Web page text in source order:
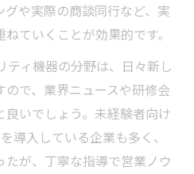
や実際の商談同行など、実
ていくことが効果的です。
ティ機器の分野は、日々新し
で、業界ニュースや研修会
いでしょう。未経験者向け
導入している企業も多く、
たが、丁寧な指導で営業ノウ